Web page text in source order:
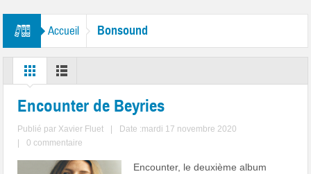
Accueil Bonsound
Encounter de Beyries
Publié par Xavier Fluet
Date :mardi 17 novembre 2020
0 commentaire
Encounter, le deuxième album